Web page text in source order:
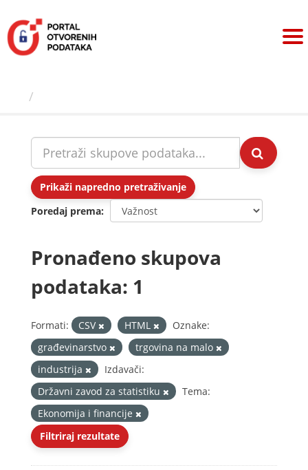
sadržaj
Prikaži napredno pretraživanje
Poredaj prema
Pronađeno skupova
podataka: 1
Formati: CSV HTML
Oznake:
građevinarstvo
trgovina na malo
industrija
Izdavači:
Državni zavod za statistiku
Tema:
Ekonomija i financije
Filtriraj rezultate